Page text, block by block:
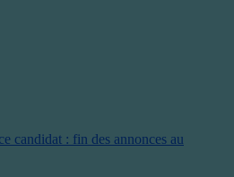
candidat : fin des annonces au